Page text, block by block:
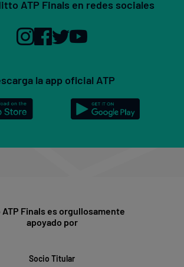
ATP Finals en redes sociales
la app oficial ATP
Finals es orgullosamente
apoyado por
Socio Titular